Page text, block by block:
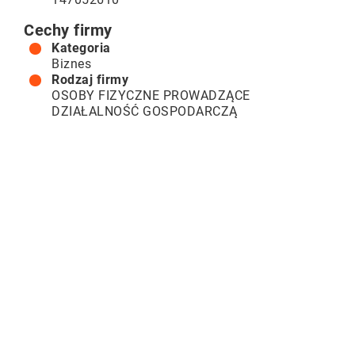
Cechy firmy
Kategoria
Biznes
Rodzaj firmy
OSOBY FIZYCZNE PROWADZĄCE
DZIAŁALNOŚĆ GOSPODARCZĄ